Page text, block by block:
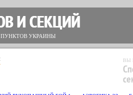
И СЕКЦИЙ
УКРАИНЫ
ВЫ